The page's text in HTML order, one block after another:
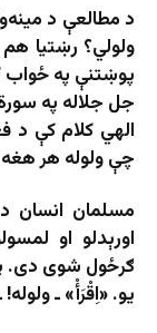
د مطالعې د
ولولي؟ رښتیا
پوښتنې په ځواب
الهي کلام کې د
چې ولوله هر
مسلمان انسان د
اورېدلو او
ګرځول شوی دی.
یو. «اِقْرَأْ» ـ